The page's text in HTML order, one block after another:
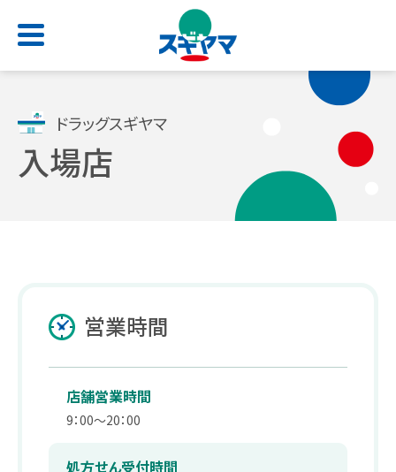
店舗検索
処方せん受付
電子お薬手帳アプリ
在宅訪問管理指導
補聴器
ごあいさつ
会社概要
会社沿革
事業内容
新卒採用サイト
（薬剤師職・総合職）
キャリア採用 正社員
薬剤師職
スギヤマカード
公式アプリ
ドラッグスギヤマ
入場店
営業時間
店舗営業時間
9：00～20：00
処方せん受付時間